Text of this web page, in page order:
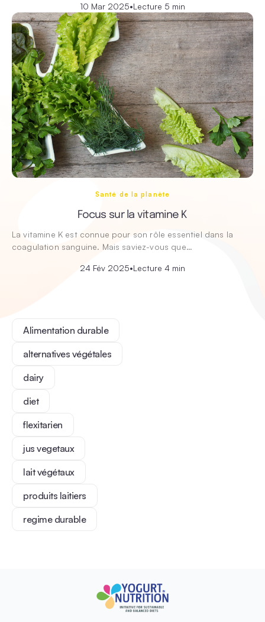
10 Mar 2025•Lecture 5 min
Santé de la planète
Focus sur la vitamine K
La vitamine K est connue pour son rôle essentiel dans la
coagulation sanguine. Mais saviez-vous que…
24 Fév 2025•Lecture 4 min
Alimentation durable
alternatives végétales
dairy
diet
flexitarien
jus vegetaux
lait végétaux
produits laitiers
regime durable